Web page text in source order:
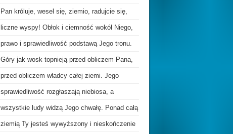
Pan króluje, wesel się, ziemio, radujcie się,
liczne wyspy! Obłok i ciemność wokół Niego,
prawo i sprawiedliwość podstawą Jego tronu.
Góry jak wosk topnieją przed obliczem Pana,
przed obliczem władcy całej ziemi. Jego
sprawiedliwość rozgłaszają niebiosa, a
wszystkie ludy widzą Jego chwałę. Ponad całą
ziemią Ty jesteś wywyższony i nieskończenie